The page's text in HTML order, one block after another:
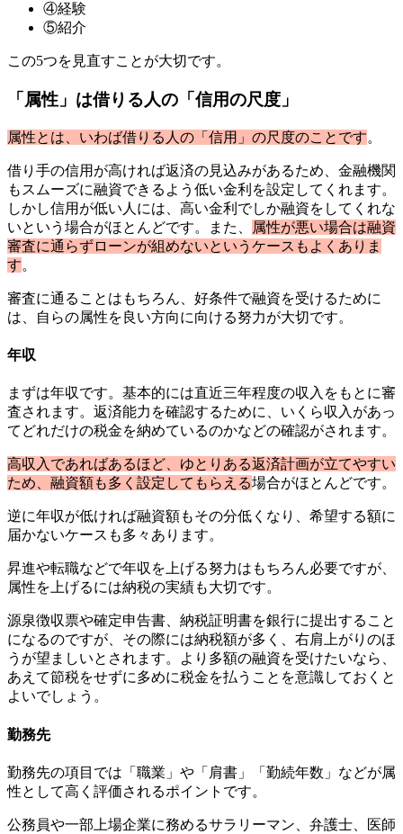
④経験
⑤紹介
この5つを見直すことが大切です。
「属性」は借りる人の「信用の尺度」
属性とは、いわば借りる人の「信用」の尺度のことです。
借り手の信用が高ければ返済の見込みがあるため、金融機関
もスムーズに融資できるよう低い金利を設定してくれます。
しかし信用が低い人には、高い金利でしか融資をしてくれな
いという場合がほとんどです。また、
属性が悪い場合は融資
審査に通らずローンが組めないというケースもよくありま
す。
審査に通ることはもちろん、好条件で融資を受けるために
は、自らの属性を良い方向に向ける努力が大切です。
年収
まずは年収です。基本的には直近三年程度の収入をもとに審
査されます。返済能力を確認するために、いくら収入があっ
てどれだけの税金を納めているのかなどの確認がされます。
高収入であればあるほど、ゆとりある返済計画が立てやすい
ため、融資額も多く設定してもらえる場合がほとんどです。
逆に年収が低ければ融資額もその分低くなり、希望する額に
届かないケースも多々あります。
昇進や転職などで年収を上げる努力はもちろん必要ですが、
属性を上げるには納税の実績も大切です。
源泉徴収票や確定申告書、納税証明書を銀行に提出すること
になるのですが、その際には納税額が多く、右肩上がりのほ
うが望ましいとされます。より多額の融資を受けたいなら、
あえて節税をせずに多めに税金を払うことを意識しておくと
よいでしょう。
勤務先
勤務先の項目では「職業」や「肩書」「勤続年数」などが属
性として高く評価されるポイントです。
公務員や一部上場企業に務めるサラリーマン、弁護士、医師